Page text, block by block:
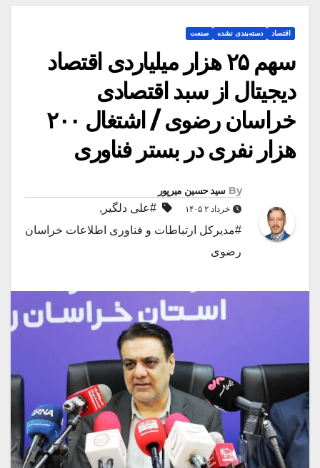
اقتصاد دسته‌بندی نشده صنعت
سهم ۲۵ هزار میلیاردی اقتصاد
دیجیتال از سبد اقتصادی
خراسان رضوی / اشتغال ۲۰۰
هزار نفری در بستر فناوری
By سید حسین میرپور
خرداد ۲ ۱۴۰۵ #علی دلگیر ,
#مدیرکل ارتباطات و فناوری اطلاعات خراسان
رضوی